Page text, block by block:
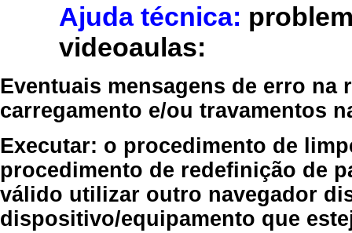
Ajuda técnica:
videoaulas:
Eventuais mensagens de erro
carregamento e/ou travamentos
Executar: o procedimento de
procedimento de redefinição de
válido utilizar outro navegador
dispositivo/equipamento que